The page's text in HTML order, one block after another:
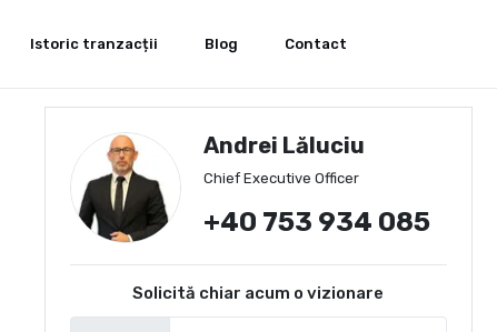
Istoric tranzacții Blog Contact
Andrei Lăluciu
Chief Executive Officer
+40 753 934 085
Solicită chiar acum o vizionare